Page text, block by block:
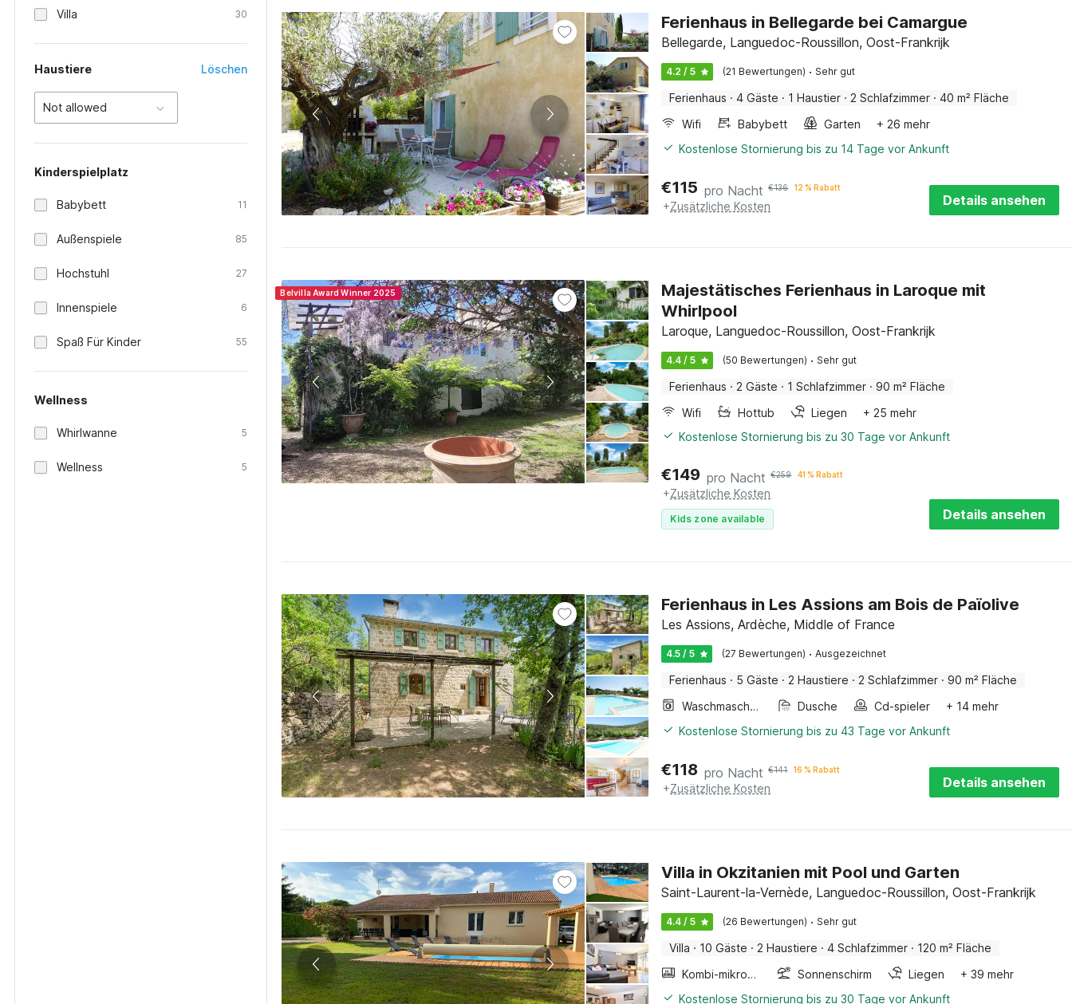
Villa 30
Haustiere Löschen
Not allowed
Kinderspielplatz
Babybett 11
Außenspiele 85
Hochstuhl 27
Innenspiele 6
Spaß Für Kinder 55
Wellness
Whirlwanne 5
Wellness 5
Ferienhaus in Bellegarde bei Camargue
Bellegarde, Languedoc-Roussillon, Oost-Frankrijk
4.2 / 5 (21 Bewertungen) · Sehr gut
Ferienhaus · 4 Gäste · 1 Haustier · 2 Schlafzimmer · 40 m² Fläche
Wifi
Babybett Garten
+ 26 mehr
Kostenlose Stornierung bis zu 14 Tage vor Ankunft
€115 pro Nacht €136 12 % Rabatt
+Zusätzliche Kosten Details ansehen
Belvilla Award Winner 2025
Majestätisches Ferienhaus in Laroque mit
Whirlpool
Laroque, Languedoc-Roussillon, Oost-Frankrijk
4.4 / 5 (50 Bewertungen) · Sehr gut
Ferienhaus · 2 Gäste · 1 Schlafzimmer · 90 m² Fläche
Wifi
Hottub Liegen
+ 25 mehr
Kostenlose Stornierung bis zu 30 Tage vor Ankunft
€149 pro Nacht €259 41 % Rabatt
+Zusätzliche Kosten
Kids zone available Details ansehen
Ferienhaus in Les Assions am Bois de Païolive
Les Assions, Ardèche, Middle of France
4.5 / 5 (27 Bewertungen) · Ausgezeichnet
Ferienhaus · 5 Gäste · 2 Haustiere · 2 Schlafzimmer · 90 m² Fläche
Waschmaschine
Dusche Cd-spieler
+ 14 mehr
Kostenlose Stornierung bis zu 43 Tage vor Ankunft
€118 pro Nacht €141 16 % Rabatt
+Zusätzliche Kosten Details ansehen
Villa in Okzitanien mit Pool und Garten
Saint-Laurent-la-Vernède, Languedoc-Roussillon, Oost-Frankrijk
4.4 / 5 (26 Bewertungen) · Sehr gut
Villa · 10 Gäste · 2 Haustiere · 4 Schlafzimmer · 120 m² Fläche
Kombi-mikrowelle
Sonnenschirm Liegen
+ 39 mehr
Kostenlose Stornierung bis zu 30 Tage vor Ankunft